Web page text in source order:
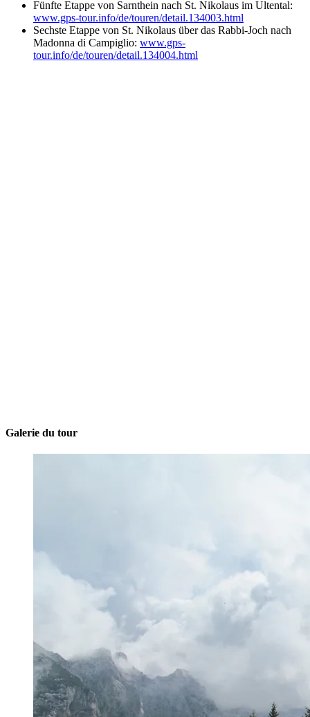
Fünfte Etappe von Sarnthein nach St. Nikolaus im Ultental:
www.gps-tour.info/de/touren/detail.134003.html
Sechste Etappe von St. Nikolaus über das Rabbi-Joch nach
Madonna di Campiglio: www.gps-
tour.info/de/touren/detail.134004.html
Galerie du tour